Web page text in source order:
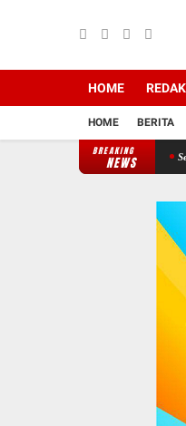
HOME
HOME BERITA
BREAKING
NEWS
Sengketa